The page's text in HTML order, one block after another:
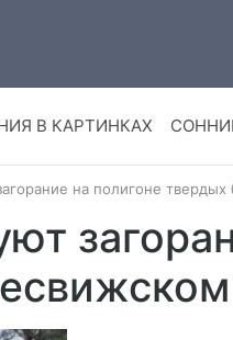
В КАРТИНКАХ
на полигоне